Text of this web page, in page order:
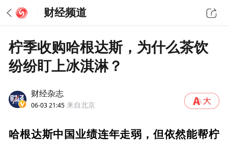
财经频道
柠季收购哈根达斯，为什么茶饮
纷纷盯上冰淇淋？
财经杂志
06-03 21:45 来自北京
哈根达斯中国业绩连年走弱，但依然能帮柠